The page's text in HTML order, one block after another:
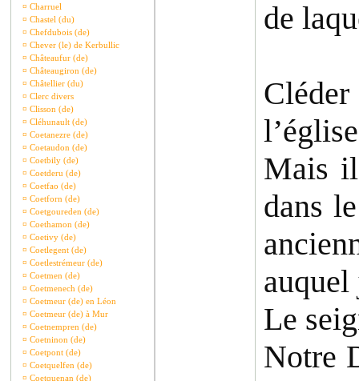
¤ Charruel
¤ Chastel (du)
¤ Chefdubois (de)
¤ Chever (le) de Kerbullic
¤ Châteaufur (de)
¤ Châteaugiron (de)
¤ Châtellier (du)
¤ Clerc divers
¤ Clisson (de)
¤ Cléhunault (de)
¤ Coetanezre (de)
¤ Coetaudon (de)
¤ Coetbily (de)
¤ Coetderu (de)
¤ Coetfao (de)
¤ Coetforn (de)
¤ Coetgoureden (de)
¤ Coethamon (de)
¤ Coetivy (de)
¤ Coetlegent (de)
¤ Coetlestrémeur (de)
¤ Coetmen (de)
¤ Coetmenech (de)
¤ Coetmeur (de) en Léon
¤ Coetmeur (de) à Mur
¤ Coetnempren (de)
¤ Coetninon (de)
¤ Coetpont (de)
¤ Coetquelfen (de)
¤ Coetquenan (de)
de
Cléder
Mais
dans
Le
Notre